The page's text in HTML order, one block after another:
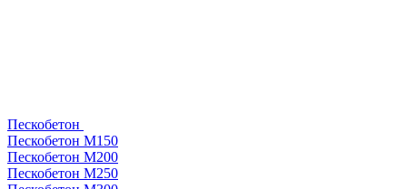
Пескобетон
Пескобетон М150
Пескобетон М200
Пескобетон М250